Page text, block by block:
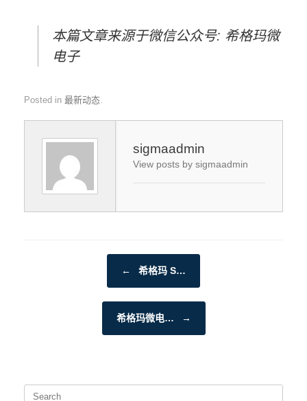
本篇文章来源于微信公众号: 希格玛微
电子
Posted in 最新动态.
sigmaadmin
View posts by sigmaadmin
Post navigation
← 希格玛 S…
希格玛微电… →
Search